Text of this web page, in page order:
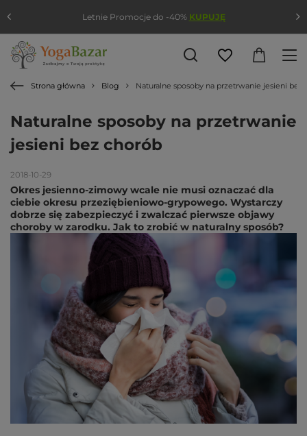
Strona główna Blog Naturalne sposoby na przetrwanie jesieni bez
Naturalne sposoby na przetrwanie
jesieni bez chorób
2018-10-29
Okres jesienno-zimowy wcale nie musi oznaczać dla
ciebie okresu przeziębieniowo-grypowego. Wystarczy
dobrze się zabezpieczyć i zwalczać pierwsze objawy
choroby w zarodku. Jak to zrobić w naturalny sposób?
Letnie Promocje do -40% KUPUJĘ